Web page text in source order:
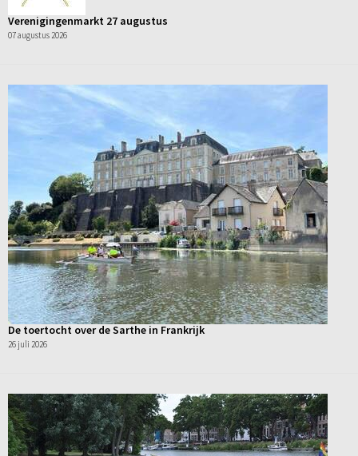
Verenigingenmarkt 27 augustus
07 augustus 2026
De toertocht over de Sarthe in Frankrijk
26 juli 2026